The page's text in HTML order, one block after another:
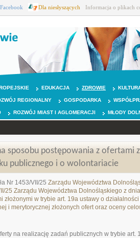
Facebook Dla niesłyszących Informacja o plikach
EDUKACJA ZDROWIE
REGIONALNY GOSPODARKA
ROZWÓJ MIAST I AGLOMERACJI MŁODY
sposobu postępowania z ofertami
publicznego i o wolontariacie
Nr 1453/VII/25 Zarządu Województwa
25 Zarządu Województwa Dolnośląskiego z
złożonymi w trybie art. 19a ustawy o
i merytorycznej złożonych ofert oraz oceny
na realizację zadań publicznych w trybie art.